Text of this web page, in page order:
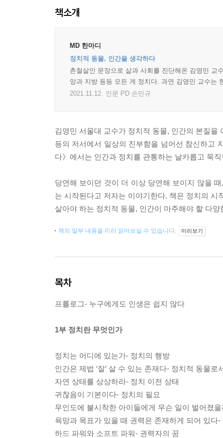
책소개
MD 한마디
정치적 동물, 인간을 생각하다
촌철살인 문장으로 삶과 사회를 진단해온 김영민 교
앙과 지방 등등 모든 게 정치다. 과연 김영민 교수는
2021.11.12. 인문 PD 손민규
김영민 서울대 교수가 정치적 동물, 인간의 본질
등의 저서에서 일상의 진부함을 넘어선 참신하고
다》에서는 인간과 정치를 관통하는 날카롭고 묵
당연해 보이던 것이 더 이상 당연해 보이지 않을
는 시작된다고 저자는 이야기한다. 책은 정치의
살아야 하는 정치적 동물, 인간이 마주해야 할 다
책의 일부 내용을 미리 읽어보실 수 있습니다. 미리보기
목차
프롤로그- 누구에게도 인생은 쉽지 않다
1부 정치란 무엇인가
정치는 어디에 있는가- 정치의 행방
인간은 제법 ‘잘’ 살 수 있는 존재다- 정치적 동물로
자연 상태를 상상하라- 정치 이전 상태
귀찮음이 기본이다- 정치의 필요
무인도에 불시착한 아이들에게 무슨 일이 벌어졌
욕망과 목표가 있을 때 권력은 존재하게 되어 있다-
하드 파워와 소프트 파워- 권력자의 꿈